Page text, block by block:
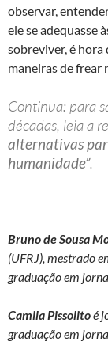
observar,
ele se adequasse
sobreviver, é hora
maneiras de frear
Continua: para
décadas, leia a
alternativas
humanidade”.
Bruno de Sousa
(UFRJ), mestrado
graduação em
Camila Pissolitoé
graduação em